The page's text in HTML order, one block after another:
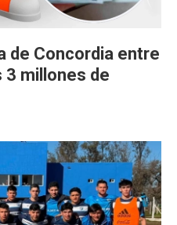
de Concordia entre
3 millones de